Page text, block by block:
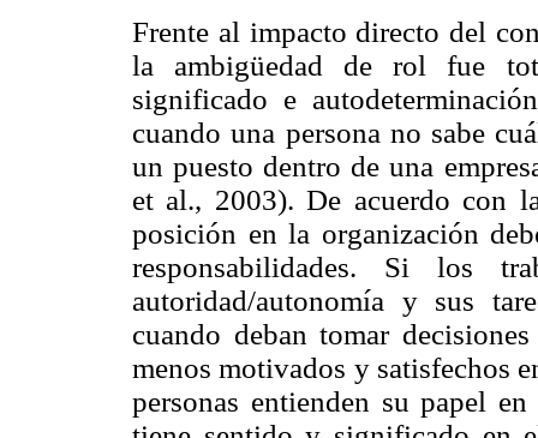
Frente al impacto directo del
la ambigüedad de rol fue
significado e
cuando una persona no sabe
un puesto dentro de una
et al., 2003). De acuerdo con
posición en la organización
responsabilidades. Si los
autoridad/autonomía y sus
cuando deban tomar
menos motivados y satisfechos
personas entienden su papel